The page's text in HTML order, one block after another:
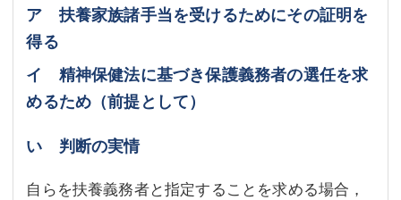
ア 扶養家族諸手当を受けるためにその証明を
得る
イ 精神保健法に基づき保護義務者の選任を求
めるため（前提として）
い 判断の実情
自らを扶養義務者と指定することを求める場合，